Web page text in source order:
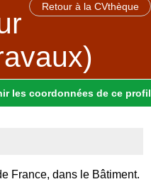
Retour à la CVthèque
les coordonnées de ce profil
France, dans le Bâtiment.